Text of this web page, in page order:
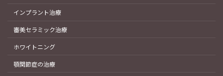
インプラント治療
審美セラミック治療
ホワイトニング
顎関節症の治療